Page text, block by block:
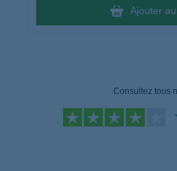
Ajouter
Consultez tous